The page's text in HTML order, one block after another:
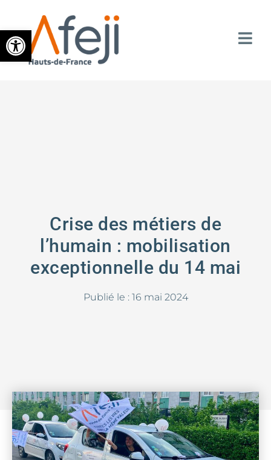
Ouvrir la barre d’outils
Crise des métiers de
l’humain : mobilisation
exceptionnelle du 14 mai
Publié le : 16 mai 2024